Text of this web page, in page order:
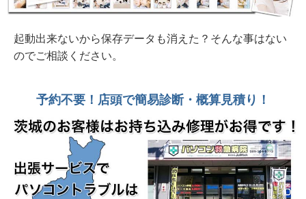
DELL Inspiron15 3520 水戸市
2026年 7月19日 初期セットアップ約30分
GE33EJYA2 512GB SSD、16G、OfficeH&B
2026年 7月19日 起動に4時間？起動後も全く動
かない 富士通Lifebook WA2/A3 2016年製
起動出来ないから保存データも消えた？そんな事はない
のでご相談ください。
予約不要！店頭で簡易診断・概算見積り！